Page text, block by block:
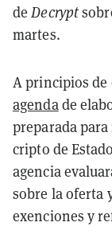
deDecrypt
martes.
A principios de
agendade
preparada
cripto de
agencia
sobre la oferta
exenciones y